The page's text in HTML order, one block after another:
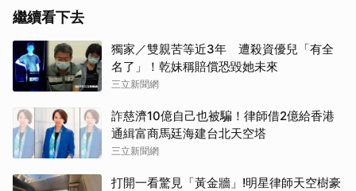
繼續看下去
獨家／雙親苦等近3年 遭殺資優兒「有全
名了」！乾妹稱賠償恐毀她未來
三立新聞網
詐慈濟10億自己也被騙！律師借2億給香港
通緝富商馬廷海建台北天空塔
三立新聞網
打開一看驚見「黃金牆」!明星律師天空樹豪